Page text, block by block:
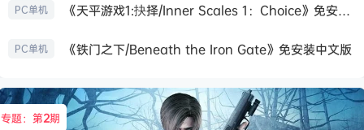
PC单机 《天平游戏1:抉择/Inner Scales 1：Choice》免安装中文版
PC单机 《铁门之下/Beneath the Iron Gate》免安装中文版
专题：第2期